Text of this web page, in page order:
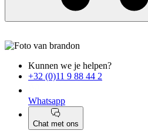
Kunnen we je helpen?
+32 (0)11 9 88 44 2
Whatsapp
Chat met ons